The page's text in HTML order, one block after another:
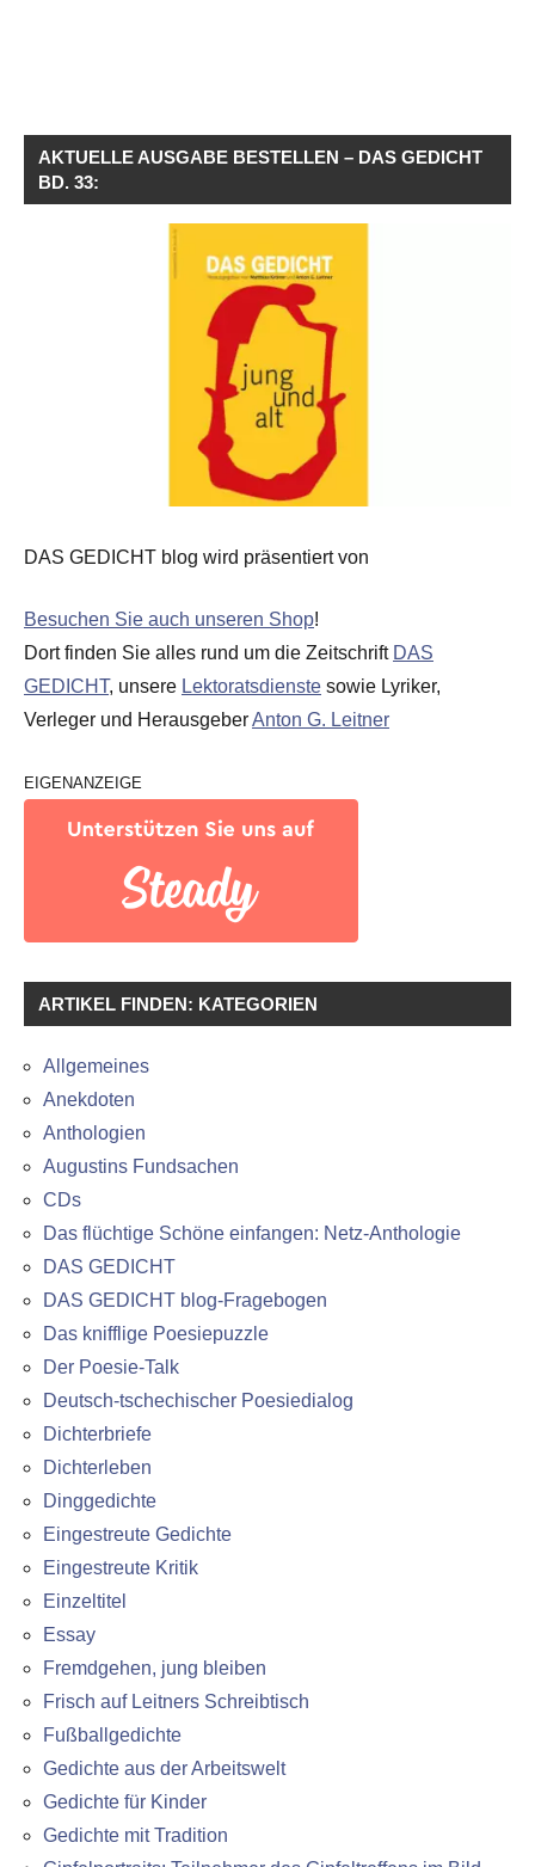
AKTUELLE AUSGABE BESTELLEN – DAS GEDICHT
BD. 33:
DAS GEDICHT blog wird präsentiert von
Besuchen Sie auch unseren Shop!
Dort finden Sie alles rund um die Zeitschrift DAS
GEDICHT, unsere Lektoratsdienste sowie Lyriker,
Verleger und HerausgeberAnton G. Leitner
EIGENANZEIGE
ARTIKEL FINDEN: KATEGORIEN
Allgemeines
Anekdoten
Anthologien
Augustins Fundsachen
CDs
Das flüchtige Schöne einfangen: Netz-Anthologie
DAS GEDICHT
DAS GEDICHT blog-Fragebogen
Das knifflige Poesiepuzzle
Der Poesie-Talk
Deutsch-tschechischer Poesiedialog
Dichterbriefe
Dichterleben
Dinggedichte
Eingestreute Gedichte
Eingestreute Kritik
Einzeltitel
Essay
Fremdgehen, jung bleiben
Frisch auf Leitners Schreibtisch
Fußballgedichte
Gedichte aus der Arbeitswelt
Gedichte für Kinder
Gedichte mit Tradition